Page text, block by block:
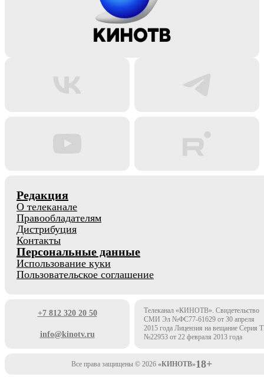
Редакция
О телеканале
Правообладателям
Дистрибуция
Контакты
Персональные данные
Использование куки
Пользовательское соглашение
+7 812 320 20 50
info@kinotv.ru
Телеканал «КИНОТВ». Свидетельство
СМИ Эл №ФС77-61629 от 30 апреля
2015 года Лицензия на вещание Серия
№22953 от 22 февраля 2013 года
Все права защищены © 2026 «КИНОТВ»18+